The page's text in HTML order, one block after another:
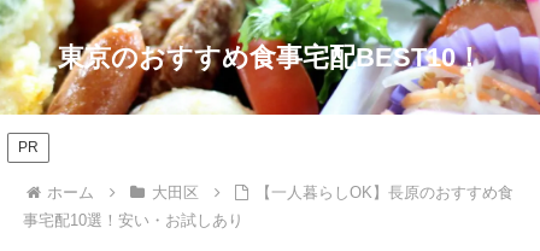
東京のおすすめ食事宅配BEST10！
PR
ホーム 大田区
【一人暮らしOK】長原のおすすめ食
事宅配10選！安い・お試しあり